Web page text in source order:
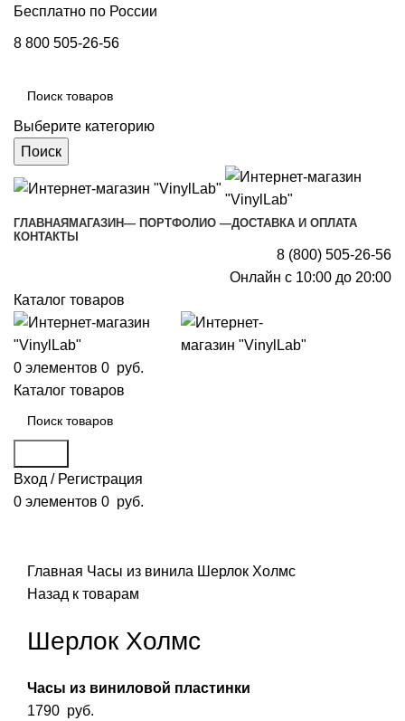
Бесплатно по России
8 800 505-26-56
Выберите категорию
Поиск
ГЛАВНАЯ МАГАЗИН— ПОРТФОЛИО —ДОСТАВКА И ОПЛАТА
КОНТАКТЫ
8 (800) 505-26-56
Онлайн с 10:00 до 20:00
Каталог товаров
0 элементов 0 руб.
Каталог товаров
Вход / Регистрация
0 элементов 0 руб.
Главная Часы из винила Шерлок Холмс
Назад к товарам
Шерлок Холмс
Часы из виниловой пластинки
1790 руб.